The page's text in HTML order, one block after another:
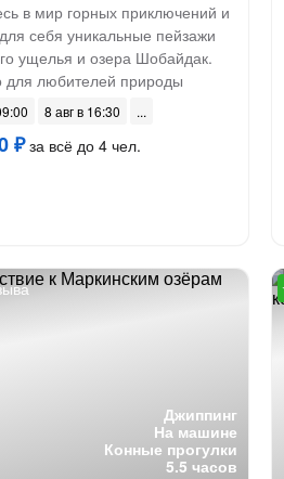
в мир горных приключений и
себя уникальные пейзажи
ущелья и озера Шобайдак.
для любителей природы
8 авг в 16:30
₽за всё до 4 чел.
Джиппинг
На машине
Конные прогулки
5.5 часов